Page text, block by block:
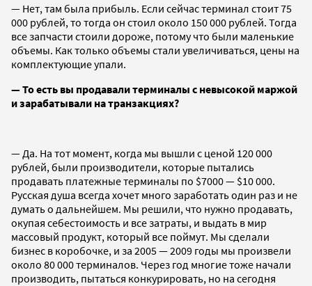
— Нет, там была прибыль. Если сейчас терминал стоит 75
000 рублей, то тогда он стоил около 150 000 рублей. Тогда
все запчасти стоили дороже, потому что были маленькие
объемы. Как только объемы стали увеличиваться, цены на
комплектующие упали.
— То есть вы продавали терминалы с невысокой маржой
и зарабатывали на транзакциях?
— Да. На тот момент, когда мы вышли с ценой 120 000
рублей, были производители, которые пытались
продавать платежные терминалы по $7000 — $10 000.
Русская душа всегда хочет много заработать один раз и не
думать о дальнейшем. Мы решили, что нужно продавать,
окупая себестоимость и все затраты, и выдать в мир
массовый продукт, который все поймут. Мы сделали
бизнес в коробочке, и за 2005 — 2009 годы мы произвели
около 80 000 терминалов. Через год многие тоже начали
производить, пытаться конкурировать, но на сегодня